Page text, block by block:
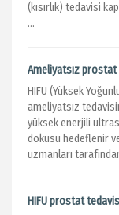
(kısırlık) tedavisi
...
Ameliyatsız
HIFU (Yüksek
ameliyatsız
yüksek enerjili
dokusu hedeflenir
uzmanları
HIFU prostat